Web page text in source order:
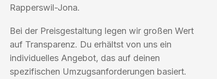
Rapperswil-Jona.
Bei der Preisgestaltung legen wir großen Wert
auf Transparenz. Du erhältst von uns ein
individuelles Angebot, das auf deinen
spezifischen Umzugsanforderungen basiert.